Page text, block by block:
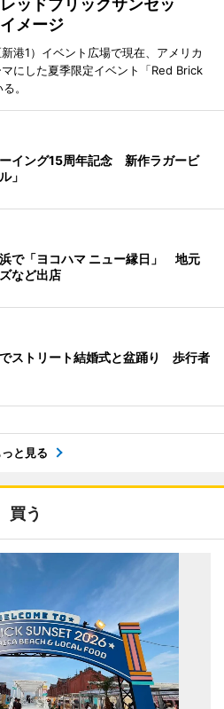
ッドブリックサンセッ
メージ
港1）イベント広場で現在、アメリカ
にした夏季限定イベント「Red Brick
。
イング15周年記念 新作ラガービ
」
で「ヨコハマ ニュー縁日」 地元
など出店
ストリート結婚式と盆踊り 歩行者
っと見る
買う